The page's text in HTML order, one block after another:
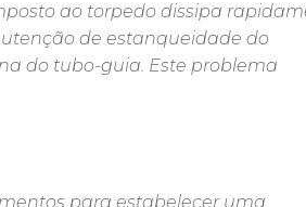
ao torpedo dissipa
de estanqueidade do
do tubo-guia. Este problema
para estabelecer uma